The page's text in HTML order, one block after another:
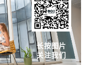
长按图片
关注我们